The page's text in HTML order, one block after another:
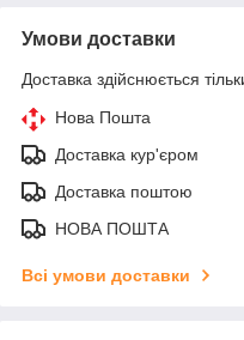
Умови доставки
Доставка здійснюється
Нова Пошта
Доставка кур'єром
Доставка поштою
НОВА ПОШТА
Всі умови доставки